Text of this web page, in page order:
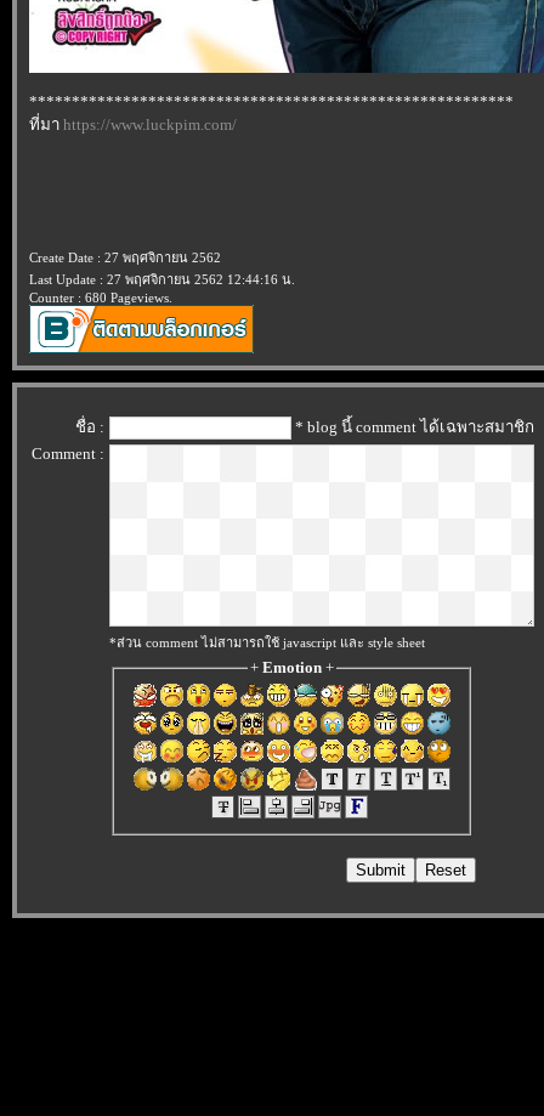
*********************************************************
ที่มา https://www.luckpim.com/
Create Date : 27 พฤศจิกายน 2562
Last Update : 27 พฤศจิกายน 2562 12:44:16 น.
Counter : 680 Pageviews.
ชื่อ :
* blog นี้ comment ได้เฉพาะสมาชิก
Comment :
*ส่วน comment ไม่สามารถใช้ javascript และ style sheet
+ Emotion+